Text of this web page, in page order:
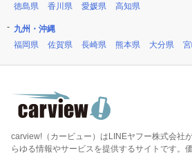
徳島県
香川県 愛媛県 高知県
九州・沖縄
福岡県
佐賀県 長崎県 熊本県 大分県
carview!（カービュー）はLINEヤフー株式会社
らゆる情報やサービスを提供するサイトです。